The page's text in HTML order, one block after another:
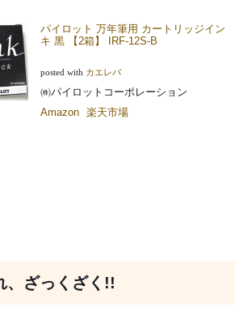
パイロット 万年筆用 カートリッジイン
キ 黒 【2箱】 IRF-12S-B
posted with カエレバ
㈱パイロットコーポレーション
Amazon 楽天市場
ざっくざく!!